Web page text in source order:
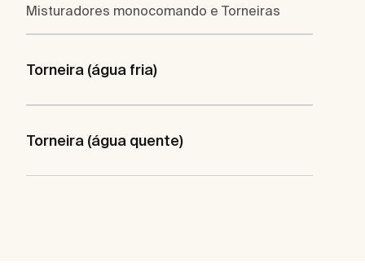
Misturadores monocomando e Torneiras
Torneira (água fria)
Torneira (água quente)